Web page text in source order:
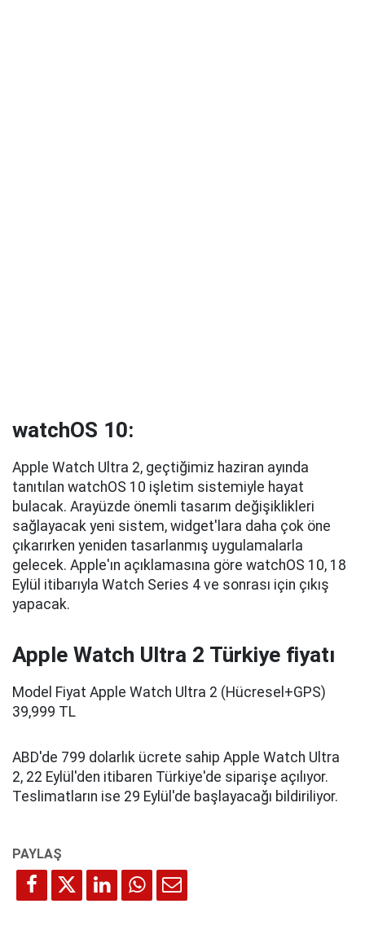
watchOS 10:
Apple Watch Ultra 2, geçtiğimiz haziran ayında
tanıtılan watchOS 10 işletim sistemiyle hayat
bulacak. Arayüzde önemli tasarım değişiklikleri
sağlayacak yeni sistem, widget'lara daha çok öne
çıkarırken yeniden tasarlanmış uygulamalarla
gelecek. Apple'ın açıklamasına göre watchOS 10, 18
Eylül itibarıyla Watch Series 4 ve sonrası için çıkış
yapacak.
Apple Watch Ultra 2 Türkiye fiyatı
Model Fiyat Apple Watch Ultra 2 (Hücresel+GPS)
39,999 TL
ABD'de 799 dolarlık ücrete sahip Apple Watch Ultra
2, 22 Eylül'den itibaren Türkiye'de siparişe açılıyor.
Teslimatların ise 29 Eylül'de başlayacağı bildiriliyor.